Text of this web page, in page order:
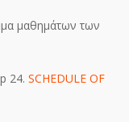
μαθημάτων των
24. SCHEDULE OF